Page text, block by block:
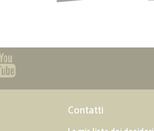
Contatti